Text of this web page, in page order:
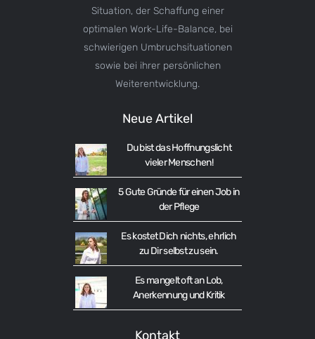
Situation, der Schaffung einer
optimalen Work-Life-Balance, bei
schwierigen Umbruchsituationen
sowie bei ihrer persönlichen
Weiterentwicklung.
Neue Artikel
Du bist das Hoffnungslicht
vieler Menschen!
5 Gute Gründe für einen Job in
der Pflege
Es kostet Dich nichts, ehrlich
zu Dir selbst zu sein.
Es mangelt oft an Lob,
Anerkennung und Kritik
Kontakt